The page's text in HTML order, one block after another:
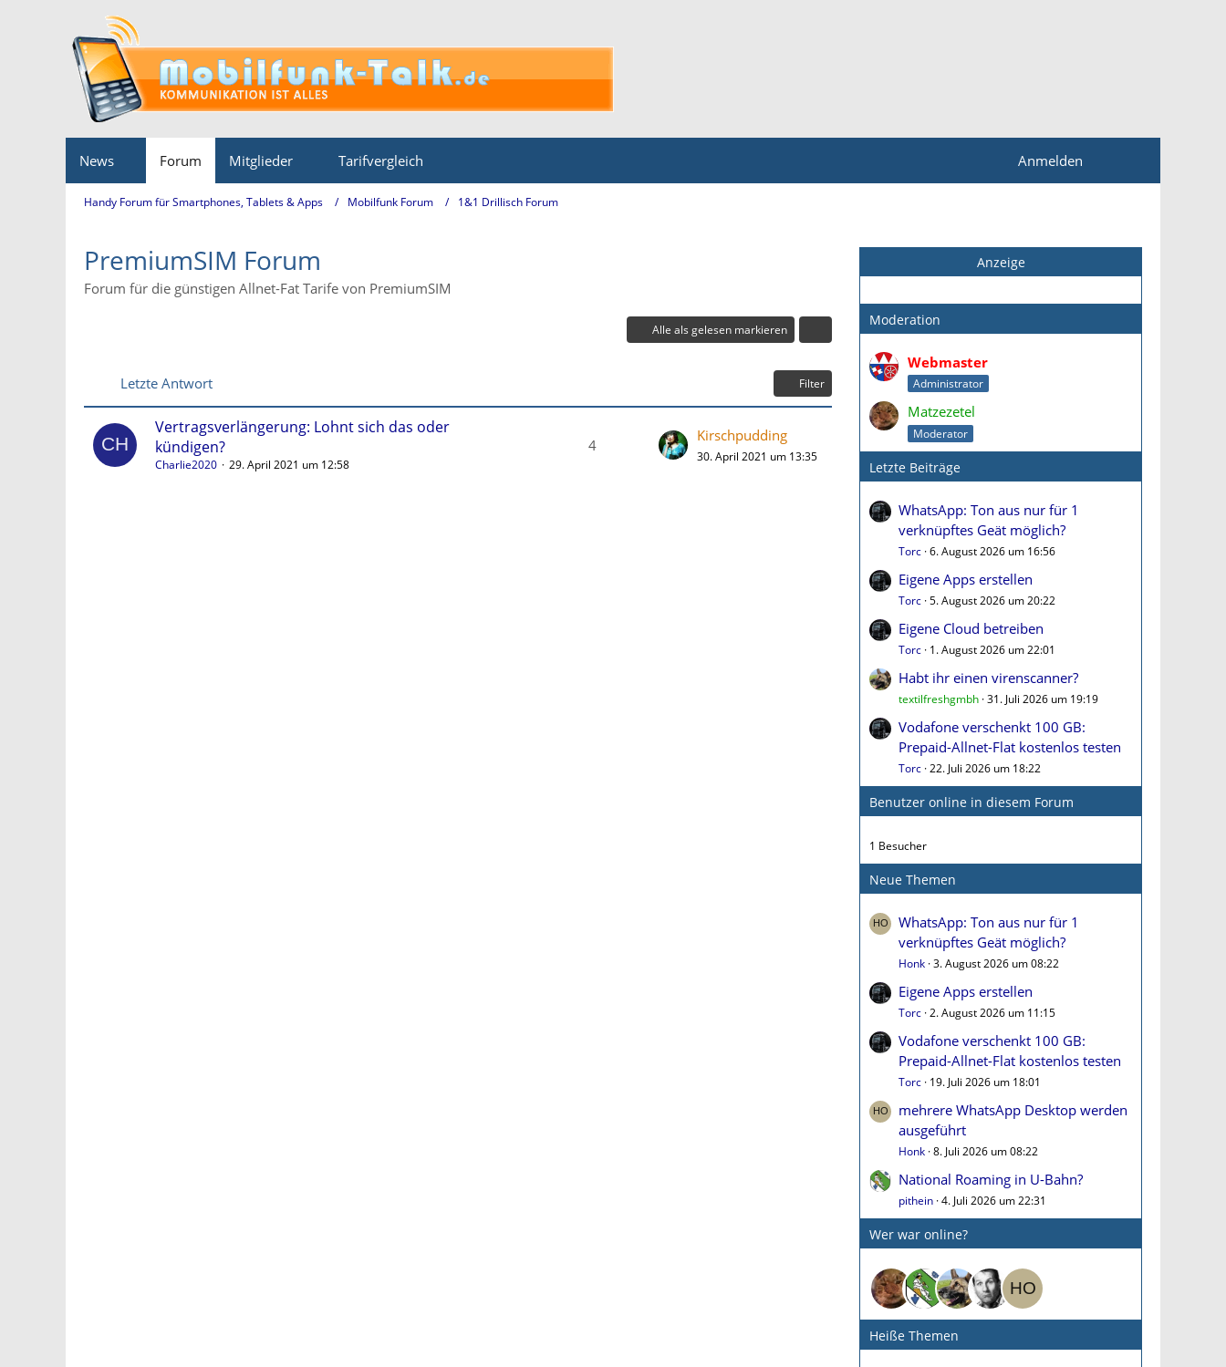
News Forum Mitglieder Tarifvergleich Anmelden
Handy Forum für Smartphones, Tablets & Apps Mobilfunk Forum 1&1 Drillisch Forum
PremiumSIM Forum
Forum für die günstigen Allnet-Fat Tarife von PremiumSIM
Alle als gelesen markieren
Letzte Antwort Filter
Vertragsverlängerung: Lohnt sich das oder
kündigen?
Charlie2020 29. April 2021 um 12:58
4
Kirschpudding
30. April 2021 um 13:35
Anzeige
Moderation
Webmaster
Administrator
Matzezetel
Moderator
Letzte Beiträge
WhatsApp: Ton aus nur für 1
verknüpftes Geät möglich?
Torc 6. August 2026 um 16:56
Eigene Apps erstellen
Torc 5. August 2026 um 20:22
Eigene Cloud betreiben
Torc 1. August 2026 um 22:01
Habt ihr einen virenscanner?
textilfreshgmbh 31. Juli 2026 um 19:19
Vodafone verschenkt 100 GB:
Prepaid-Allnet-Flat kostenlos testen
Torc 22. Juli 2026 um 18:22
Benutzer online in diesem Forum
1 Besucher
Neue Themen
WhatsApp: Ton aus nur für 1
verknüpftes Geät möglich?
Honk 3. August 2026 um 08:22
Eigene Apps erstellen
Torc 2. August 2026 um 11:15
Vodafone verschenkt 100 GB:
Prepaid-Allnet-Flat kostenlos testen
Torc 19. Juli 2026 um 18:01
mehrere WhatsApp Desktop werden
ausgeführt
Honk 8. Juli 2026 um 08:22
National Roaming in U-Bahn?
pithein 4. Juli 2026 um 22:31
Wer war online?
Heiße Themen